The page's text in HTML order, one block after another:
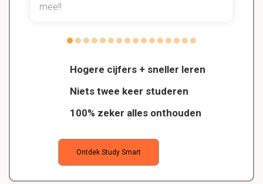
Hogere cijfers + sneller leren
Niets twee keer studeren
100% zeker alles onthouden
Ontdek Study Smart
mee!!